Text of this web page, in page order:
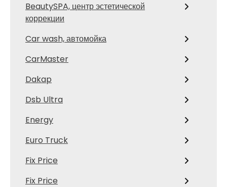
BeautySPA, центр эстетической
коррекции
Car wash, автомойка
CarMaster
Dakap
Dsb Ultra
Energy
Euro Truck
Fix Price
Fix Price